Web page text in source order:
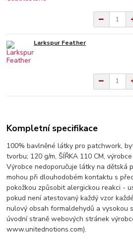
Larkspur Feather
Kompletní specifikace
100% bavlněné látky pro patchwork,
tvorbu; 120 g/m, ŠÍŘKA 110 CM,
Výrobce nedoporučuje látky na dětská
mohou při dlouhodobém kontaktu s
pokožkou způsobit alergickou reakci -
pokud není atestovaný každý vzor
nulový obsah formaldehydů a vysokou
úvodní straně webových stránek
www.unitednotions.com).